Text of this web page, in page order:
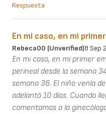
Respuesta
En mi caso, en mi primer
Rebeca00 (unverified)8 Sep
En mi caso, en mi primer
perineal desde la semana
semana 36. El niño venía
adelantó 10 días. Cuando
comentamos a la